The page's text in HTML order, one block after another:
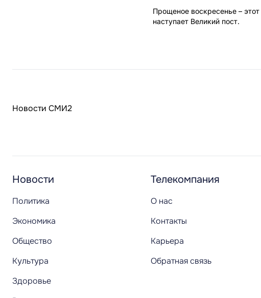
Прощеное воскресенье –
наступает Великий пост.
Новости СМИ2
Новости
Политика
Экономика
Общество
Культура
Здоровье
Телекомпания
О нас
Контакты
Карьера
Обратная связь